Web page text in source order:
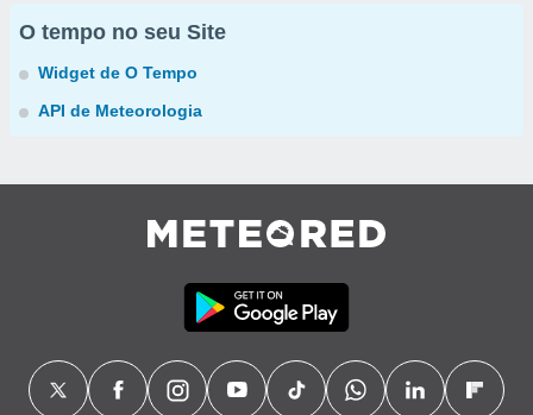
O tempo no seu Site
Widget de O Tempo
API de Meteorologia